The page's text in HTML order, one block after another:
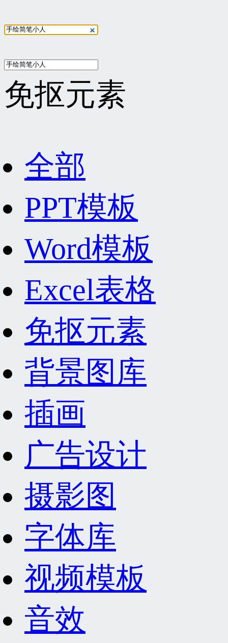
免抠元素
全部
PPT模板
Word模板
Excel表格
免抠元素
背景图库
插画
广告设计
摄影图
字体库
视频模板
音效